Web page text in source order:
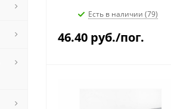
Есть в наличии (79)
46.40 руб./пог.